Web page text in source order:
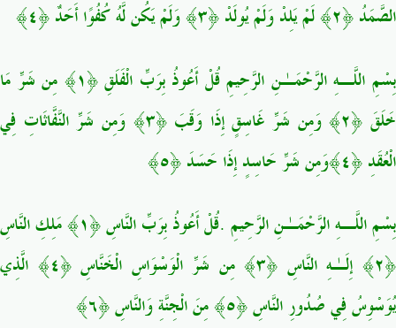
الصَّمَدُ ﴿٢﴾ لَمْ يَلِدْ وَلَمْ يُولَدْ ﴿٣﴾ وَلَمْ يَكُن لَّهُ كُفُوًا أَحَدٌ ﴿٤﴾
بِسْمِ اللَّـهِ الرَّحْمَـٰنِ الرَّحِيمِ
قُلْ أَعُوذُ بِرَبِّ الْفَلَقِ ﴿١﴾ مِن شَرِّ مَا
خَلَقَ ﴿٢﴾
وَمِن شَرِّ غَاسِقٍ إِذَا وَقَبَ ﴿٣﴾ وَمِن شَرِّ النَّفَّاثَاتِ فِي
الْعُقَدِ ﴿٤﴾وَمِن شَرِّ حَاسِدٍ إِذَا حَسَدَ ﴿٥﴾
بِسْمِ اللَّـهِ الرَّحْمَـٰنِ الرَّحِيمِ .قُلْ أَعُوذُ بِرَبِّ النَّاسِ ﴿١﴾
مَلِكِ النَّاسِ
﴿٢﴾ إِلَـٰهِ النَّاسِ ﴿٣﴾ مِن شَرِّ الْوَسْوَاسِ الْخَنَّاسِ ﴿٤﴾
الَّذِي
يُوَسْوِسُ فِي صُدُورِ النَّاسِ ﴿٥﴾
مِنَ الْجِنَّةِ وَالنَّاسِ ﴿٦﴾